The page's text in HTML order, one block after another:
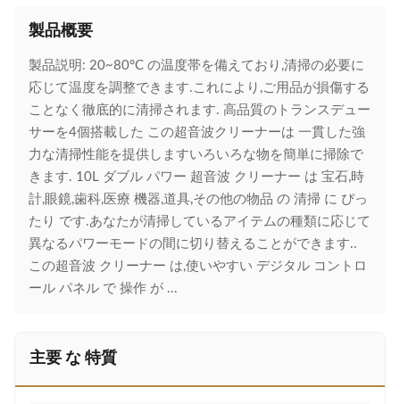
製品概要
製品説明: 20~80°C の温度帯を備えており,清掃の必要に
応じて温度を調整できます.これにより,ご用品が損傷する
ことなく徹底的に清掃されます. 高品質のトランスデュー
サーを4個搭載した この超音波クリーナーは 一貫した強
力な清掃性能を提供しますいろいろな物を簡単に掃除で
きます. 10L ダブル パワー 超音波 クリーナー は 宝石,時
計,眼鏡,歯科,医療 機器,道具,その他の物品 の 清掃 に ぴっ
たり です.あなたが清掃しているアイテムの種類に応じて
異なるパワーモードの間に切り替えることができます..
この超音波 クリーナー は,使いやすい デジタル コントロ
ール パネル で 操作 が ...
主要 な 特質